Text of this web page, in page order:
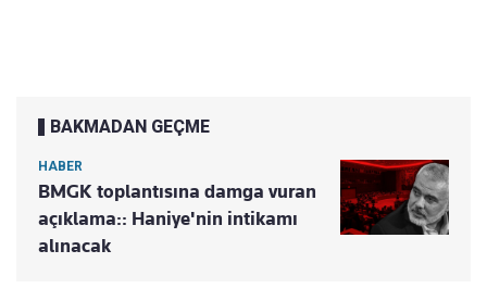
BAKMADAN GEÇME
HABER
BMGK toplantısına damga vuran
açıklama:: Haniye'nin intikamı
alınacak